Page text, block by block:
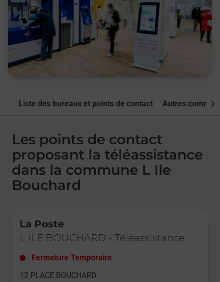
Liste des bureaux et points de contact Autres
Les points de contact
proposant la téléassistance
dans la commune L Ile
Bouchard
La Poste
L ILE BOUCHARD - Téléassistance
Fermeture Temporaire
12 PLACE BOUCHARD